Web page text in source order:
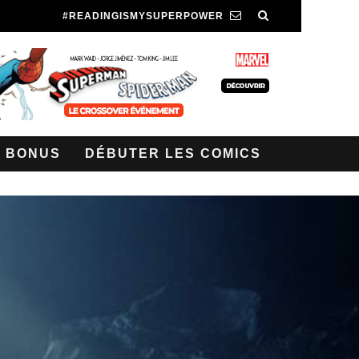
#READINGISMYSUPERPOWER
BONUS DÉBUTER LES COMICS